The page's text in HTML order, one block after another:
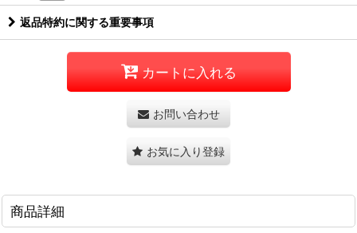
返品特約に関する重要事項
カートに入れる
お問い合わせ
お気に入り登録
商品詳細